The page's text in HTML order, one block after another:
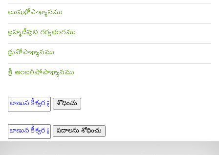
ఋషభోపాఖ్యానము
బ్రహ్మదేవుని గర్వభంగము
ధ్రువోపాఖ్యానము
శ్రీ అంబరీషోపాఖ్యానము